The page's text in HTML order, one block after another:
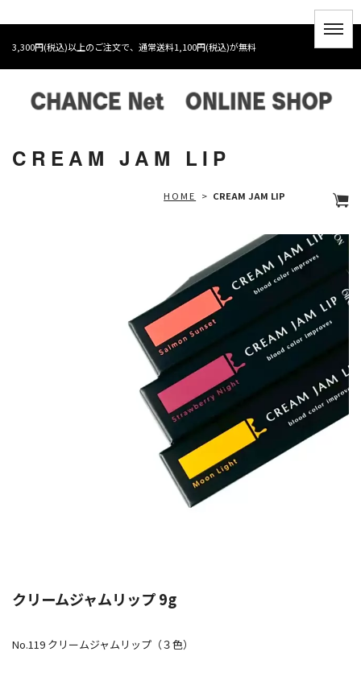
3,300円(税込)以上のご注文で、通常送料1,100円(税込)が無料
CREAM JAM LIP
HOME > CREAM JAM LIP
クリームジャムリップ 9g
No.119 クリームジャムリップ（３色）